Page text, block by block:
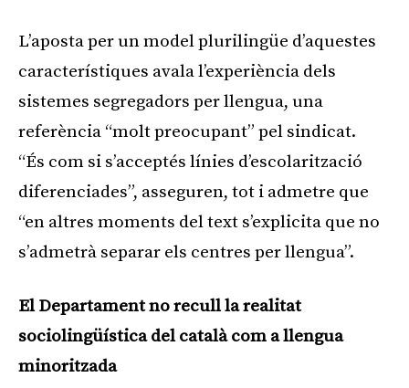
L’aposta per un model plurilingüe d’aquestes
característiques avala l’experiència dels
sistemes segregadors per llengua, una
referència “molt preocupant” pel sindicat.
“És com si s’acceptés línies d’escolarització
diferenciades”, asseguren, tot i admetre que
“en altres moments del text s’explicita que no
s’admetrà separar els centres per llengua”.
El Departament no recull la realitat
sociolingüística del català com a llengua
minoritzada